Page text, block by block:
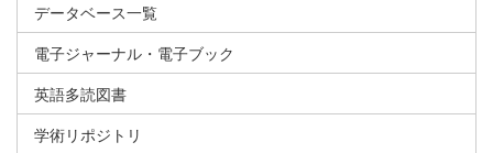
データベース一覧
電子ジャーナル・電子ブック
英語多読図書
学術リポジトリ